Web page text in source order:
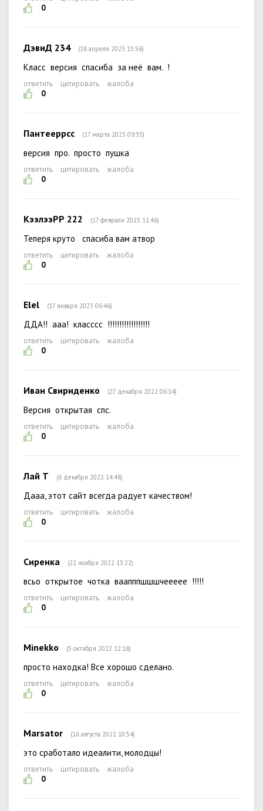
0
ДэвиД 234 (18 апреля 2023 15:56)
Класс версия спасиба за неё вам. !
ответить цитировать
жалоба
0
Пантееррсс (17 марта 2023 09:35)
версия про. просто пушка
ответить цитировать
жалоба
0
КээлээРР 222 (17 февраля 2023 11:46)
Теперя круто спасиба вам атвор
ответить цитировать
жалоба
0
Elel (17 января 2023 06:46)
ДДА!! ааа! класссс !!!!!!!!!!!!!!!!!!
ответить цитировать
жалоба
0
Иван Свириденко (27 декабря 2022 06:14)
Версия открытая спс.
ответить цитировать
жалоба
0
Лай Т (6 декабря 2022 14:48)
Дааа, этот сайт всегда радует качеством!
ответить цитировать
жалоба
0
Сиренка (22 ноября 2022 13:22)
всьо открытое чотка ваапппшшшчеееее !!!!!
ответить цитировать
жалоба
0
Minekko (5 октября 2022 12:18)
просто находка! Все хорошо сделано.
ответить цитировать
жалоба
0
Marsator (16 августа 2022 10:54)
это сработало идеалити, молодцы!
ответить цитировать
жалоба
0